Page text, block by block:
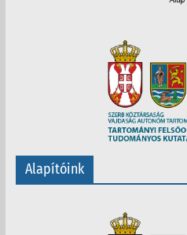
Alapítóink